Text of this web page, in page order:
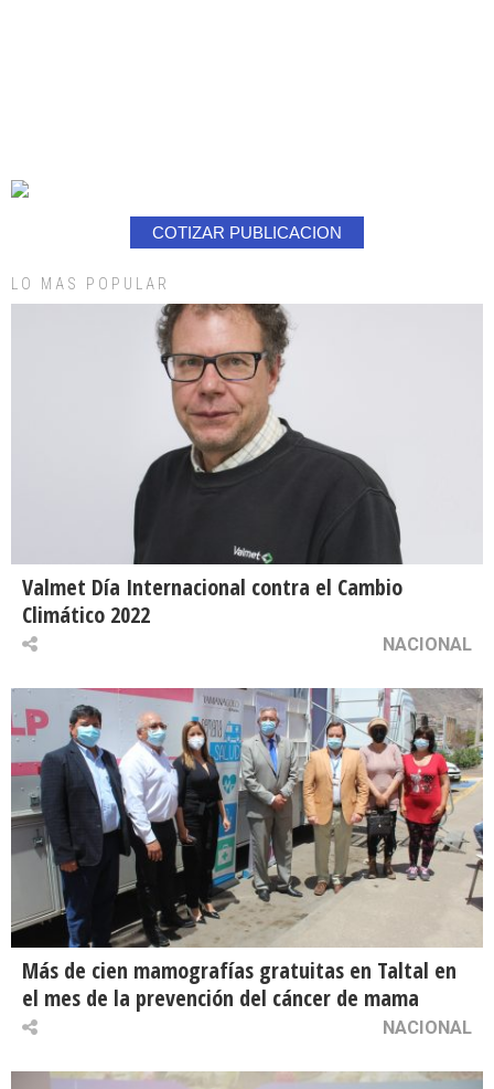
COTIZAR PUBLICACION
LO MAS POPULAR
Valmet Día Internacional contra el Cambio
Climático 2022
NACIONAL
Más de cien mamografías gratuitas en Taltal en
el mes de la prevención del cáncer de mama
NACIONAL